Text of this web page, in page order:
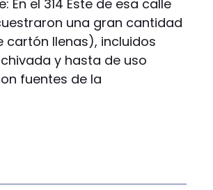
el 314 Este de esa calle
una gran cantidad
llenas), incluidos
y hasta de uso
fuentes de la